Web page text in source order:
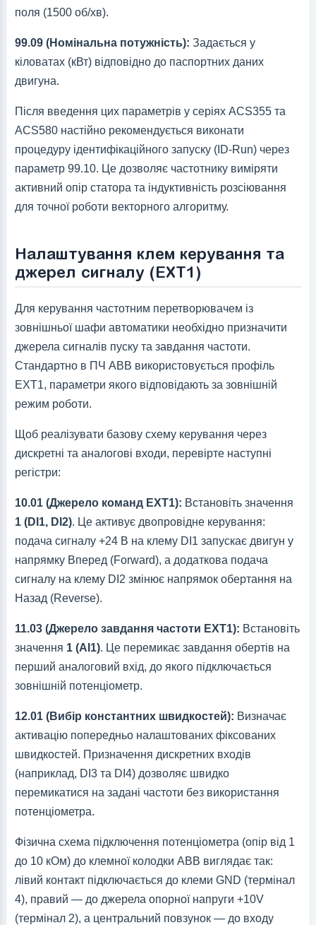
поля (1500 об/хв).
99.09 (Номінальна потужність): Задається у
кіловатах (кВт) відповідно до паспортних даних
двигуна.
Після введення цих параметрів у серіях ACS355 та
ACS580 настійно рекомендується виконати
процедуру ідентифікаційного запуску (ID-Run) через
параметр 99.10. Це дозволяє частотнику виміряти
активний опір статора та індуктивність розсіювання
для точної роботи векторного алгоритму.
Налаштування клем керування та
джерел сигналу (EXT1)
Для керування частотним перетворювачем із
зовнішньої шафи автоматики необхідно призначити
джерела сигналів пуску та завдання частоти.
Стандартно в ПЧ ABB використовується профіль
EXT1, параметри якого відповідають за зовнішній
режим роботи.
Щоб реалізувати базову схему керування через
дискретні та аналогові входи, перевірте наступні
регістри:
10.01 (Джерело команд EXT1): Встановіть значення
1 (DI1, DI2). Це активує двопровідне керування:
подача сигналу +24 В на клему DI1 запускає двигун у
напрямку Вперед (Forward), а додаткова подача
сигналу на клему DI2 змінює напрямок обертання на
Назад (Reverse).
11.03 (Джерело завдання частоти EXT1): Встановіть
значення 1 (AI1). Це перемикає завдання обертів на
перший аналоговий вхід, до якого підключається
зовнішній потенціометр.
12.01 (Вибір константних швидкостей): Визначає
активацію попередньо налаштованих фіксованих
швидкостей. Призначення дискретних входів
(наприклад, DI3 та DI4) дозволяє швидко
перемикатися на задані частоти без використання
потенціометра.
Фізична схема підключення потенціометра (опір від 1
до 10 кОм) до клемної колодки ABB виглядає так:
лівий контакт підключається до клеми GND (термінал
4), правий — до джерела опорної напруги +10V
(термінал 2), а центральний повзунок — до входу